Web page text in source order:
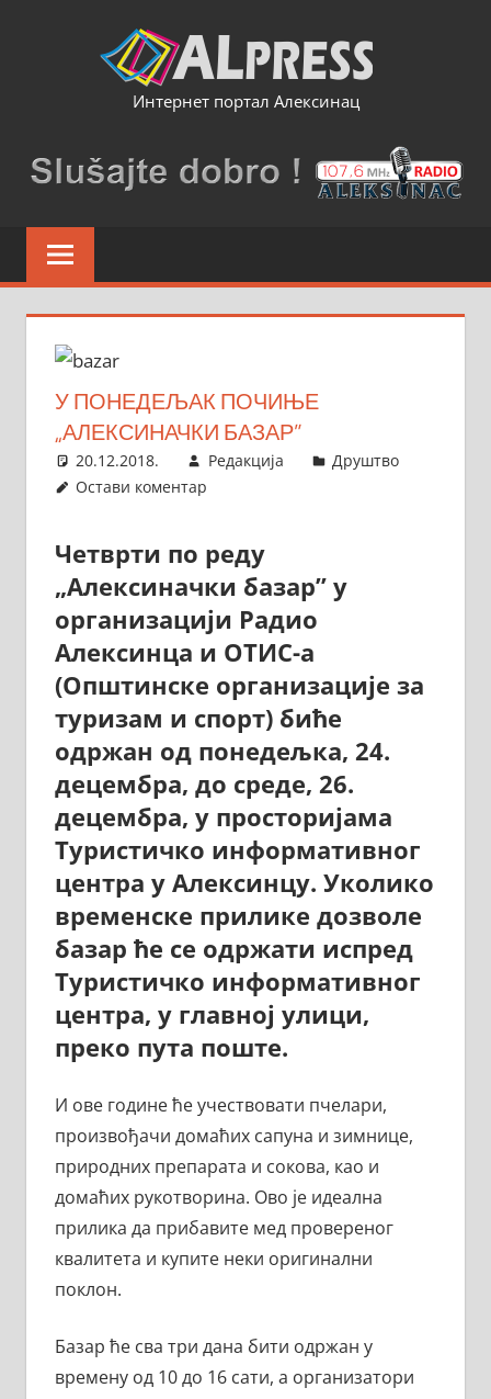
Интернет портал Алексинац
У ПОНЕДЕЉАК ПОЧИЊЕ
„АЛЕКСИНАЧКИ БАЗАР”
20.12.2018. Редакција
Друштво
Остави коментар
Четврти по реду
„Алексиначки базар” у
организацији Радио
Алексинца и ОТИС-а
(Општинске организације за
туризам и спорт) биће
одржан од понедељка, 24.
децембра, до среде, 26.
децембра, у просторијама
Туристичко информативног
центра у Алексинцу. Уколико
временске прилике дозволе
базар ће се одржати испред
Туристичко информативног
центра, у главној улици,
преко пута поште.
И ове године ће учествовати пчелари,
произвођачи домаћих сапуна и зимнице,
природних препарата и сокова, као и
домаћих рукотворина. Ово је идеална
прилика да прибавите мед провереног
квалитета и купите неки оригинални
поклон.
Базар ће сва три дана бити одржан у
времену од 10 до 16 сати, а организатори